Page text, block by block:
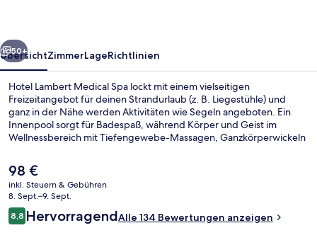
Weiter
50+
ÜbersichtZimmerLageRichtlinien
Hotel Lambert Medical Spa lockt mit einem vielseitigen
Freizeitangebot für deinen Strandurlaub (z. B. Liegestühle) und
ganz in der Nähe werden Aktivitäten wie Segeln angeboten. Ein
Innenpool sorgt für Badespaß, während Körper und Geist im
Wellnessbereich mit Tiefengewebe-Massagen, Ganzkörperwickeln
prima, wenn du einen Happen essen möchtest. Für kühle Getränke
dagegen bist du in der Bar/Lounge an der richtigen Adresse. Zu
den weiteren Highlights gehören Nachtclub, Dachterrasse und ein
kostenloser Kinderclub.
Der
aktuelle
Preis
beträgt
98 €.
98 €
inkl. Steuern & Gebühren
8. Sept.–9. Sept.
Bewertungen
8,88,8 von 10.
HervorragendAlle 134 Bewertungen anzeigen